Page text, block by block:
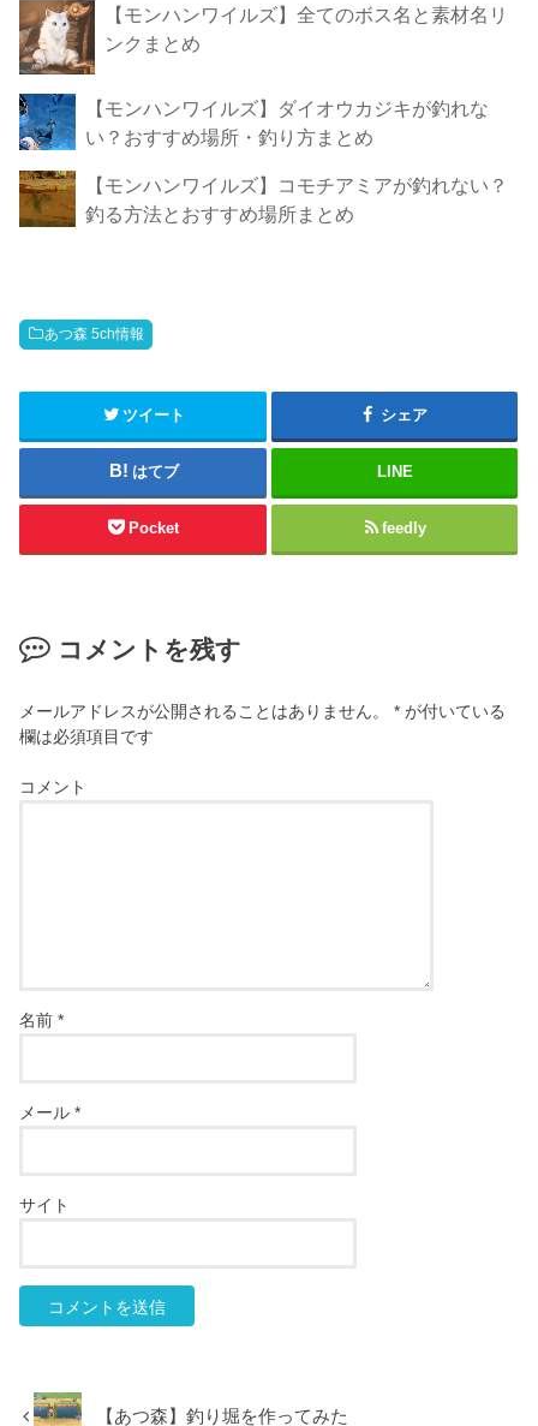
【モンハンワイルズ】全てのボス名と素材名リ
ンクまとめ
【モンハンワイルズ】ダイオウカジキが釣れな
い？おすすめ場所・釣り方まとめ
【モンハンワイルズ】コモチアミアが釣れない？
釣る方法とおすすめ場所まとめ
あつ森 5ch情報
ツイート シェア
はてブ LINE
Pocket feedly
コメントを残す
メールアドレスが公開されることはありません。 * が付いている
欄は必須項目です
コメント
名前*
メール*
サイト
【あつ森】釣り堀を作ってみた